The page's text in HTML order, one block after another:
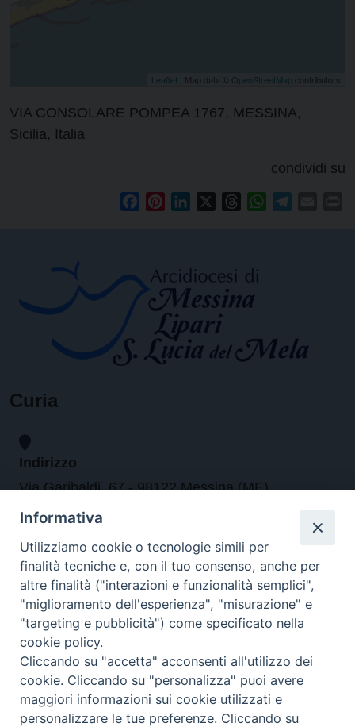
Leaflet | Map data © OpenStreetMap contributors
VIA CONSOLARE POMPEA 1767, MESSINA,
Sicilia, Italia
condividi su
FacebookPinterestLinkedIn ThreadsWhatsApp
Curia
Indirizzo
Via Garibaldi, 67 - 98122 Messina (ME)
Orari
da lunedi al venerdi dalle ore 9.30 alle 12.30
Contatti
Tel. 090.6684111 - Fax. 090.6684206
arcivescovo.messina@tin.it
Canali social
Informativa
Utilizziamo cookie o tecnologie simili per
finalità tecniche e, con il tuo consenso, anche per
altre finalità ("interazioni e funzionalità semplici",
"miglioramento dell'esperienza", "misurazione" e
"targeting e pubblicità") come specificato nella
cookie policy.
Cliccando su "accetta" acconsenti all'utilizzo dei
cookie. Cliccando su "personalizza" puoi avere
maggiori informazioni sui cookie utilizzati e
personalizzare le tue preferenze. Cliccando su